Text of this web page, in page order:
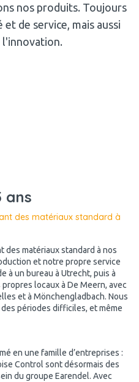
nos produits. Toujours
de service, mais aussi
l'innovation.
ans
des matériaux standard à
des matériaux standard à nos
et notre propre service
à un bureau à Utrecht, puis à
locaux à De Meern, avec
et à Mönchengladbach. Nous
périodes difficiles, et même
en une famille d’entreprises :
Control sont désormais des
du groupe Earendel. Avec